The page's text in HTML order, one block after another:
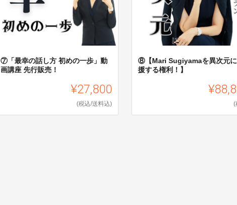
⑦「最幸の話し方 初めの一歩」動
画講座 先行販売！
¥27,800
(税込/送料込)
⑧【Mari Sugiyamaを異次元
援する権利！】
(